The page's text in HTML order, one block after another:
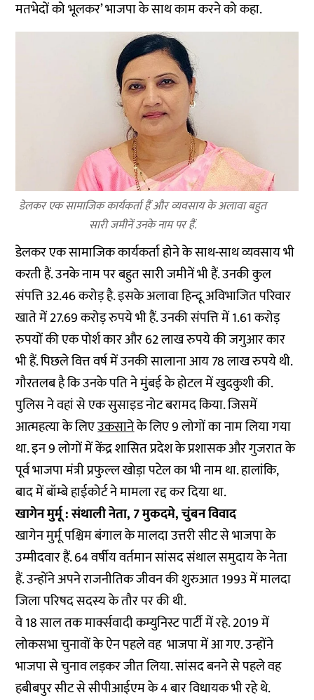
मतभेदों को भूलकर’ भाजपा के साथ काम करने को कहा.
डेलकर एक सामाजिक कार्यकर्ता हैं और व्यवसाय के अलावा बहुत
सारी जमीनें उनके नाम पर हैं.
डेलकर एक सामाजिक कार्यकर्ता होने के साथ-साथ व्यवसाय भी
करती हैं. उनके नाम पर बहुत सारी जमीनें भी हैं. उनकी कुल
संपत्ति 32.46 करोड़ है. इसके अलावा हिन्दू अविभाजित परिवार
खाते में 27.69 करोड़ रुपये भी हैं. उनकी संपत्ति में 1.61 करोड़
रुपयों की एक पोर्श कार और 62 लाख रुपये की जगुआर कार
भी हैं. पिछले वित्त वर्ष में उनकी सालाना आय 78 लाख रुपये थी.
गौरतलब है कि उनके पति ने मुंबई के होटल में खुदकुशी की.
पुलिस ने वहां से एक सुसाइड नोट बरामद किया. जिसमें
आत्महत्या के लिएउकसानेके लिए 9 लोगों का नाम लिया गया
था. इन 9 लोगों में केंद्र शासित प्रदेश के प्रशासक और गुजरात के
पूर्व भाजपा मंत्री प्रफुल्ल खोड़ा पटेल का भी नाम था. हालांकि,
बाद में बॉम्बे हाईकोर्ट ने मामला रद्द कर दिया था.
खागेन मुर्मू : संथाली नेता, 7 मुकदमे, चुंबन विवाद
खागेन मुर्मू पश्चिम बंगाल के मालदा उत्तरी सीट से भाजपा के
उम्मीदवार हैं. 64 वर्षीय वर्तमान सांसद संथाल समुदाय के नेता
हैं. उन्होंने अपने राजनीतिक जीवन की शुरुआत 1993 में मालदा
जिला परिषद सदस्य के तौर पर की थी.
वे 18 साल तक मार्क्सवादी कम्युनिस्ट पार्टी में रहे. 2019 में
लोकसभा चुनावों के ऐन पहले वह भाजपा में आ गए. उन्होंने
भाजपा से चुनाव लड़कर जीत लिया. सांसद बनने से पहले वह
हबीबपुर सीट से सीपीआईएम के 4 बार विधायक भी रहे थे.